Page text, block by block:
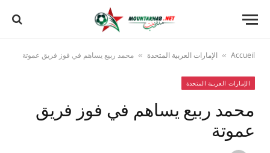
Accueil
» الإمارات العربية المتحدة » محمد ربيع يساهم في فوز فريق عموتة
الإمارات العربية المتحدة
محمد ربيع يساهم في فوز فريق
عموتة